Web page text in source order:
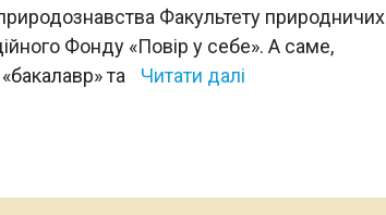
Факультету природничих
Фонду «Повір у себе». А саме,
та
Читати далі